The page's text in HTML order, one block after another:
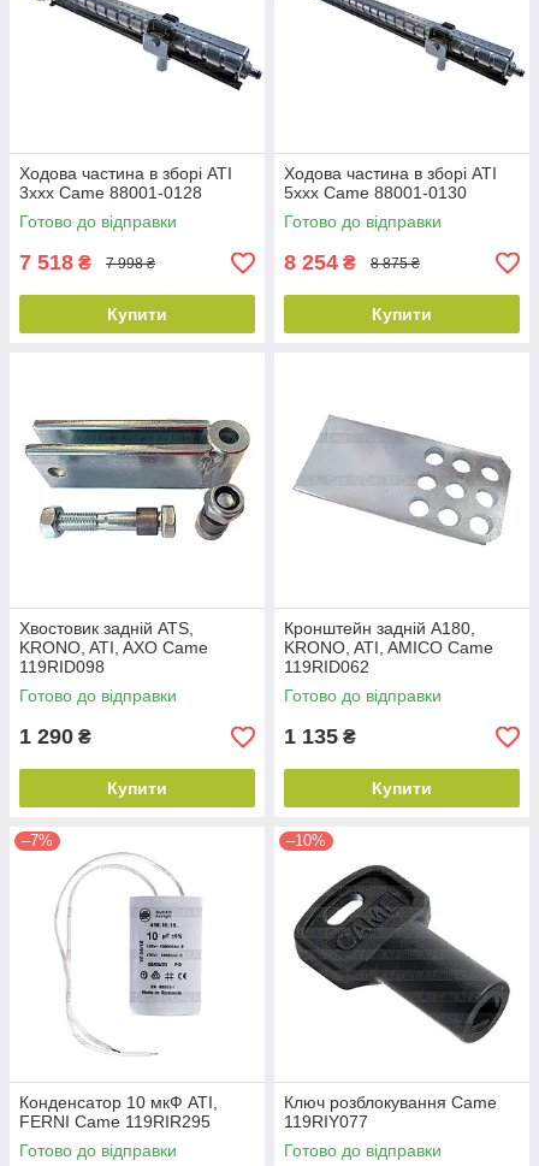
Ходова частина в зборі ATI
3xxx Came 88001-0128
Готово до відправки
7 518 ₴ 7 998 ₴
Купити
Ходова частина в зборі ATI
5xxx Came 88001-0130
Готово до відправки
8 254 ₴ 8 875 ₴
Купити
Хвостовик задній ATS,
KRONO, ATI, AXO Came
119RID098
Готово до відправки
1 290 ₴
Купити
Кронштейн задній A180,
KRONO, ATI, AMICO Came
119RID062
Готово до відправки
1 135 ₴
Купити
–7%
Конденсатор 10 мкФ ATI,
FERNI Came 119RIR295
Готово до відправки
–10%
Ключ розблокування Came
119RIY077
Готово до відправки